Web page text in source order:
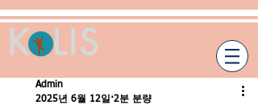
Admin
2025년 6월 12일 2분 분량